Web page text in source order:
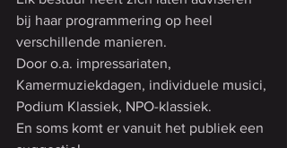
bij haar programmering op heel
verschillende manieren.
Door o.a. impressariaten,
Kamermuziekdagen, individuele musici,
Podium Klassiek, NPO-klassiek.
En soms komt er vanuit het publiek een